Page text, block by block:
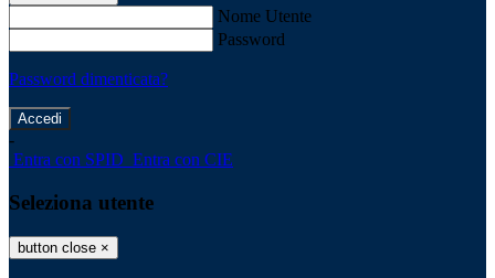
Nome Utente
Password
Password dimenticata?
-
Entra con SPID Entra con CIE
Seleziona utente
button close ×